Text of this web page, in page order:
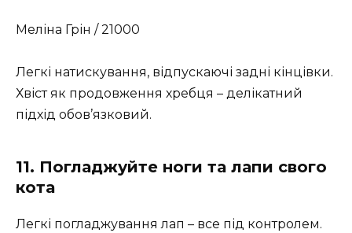
Меліна Грін / 21000
Легкі натискування, відпускаючі задні кінцівки.
Хвіст як продовження хребця – делікатний
підхід обов’язковий.
11. Погладжуйте ноги та лапи свого
кота
Легкі погладжування лап – все під контролем.